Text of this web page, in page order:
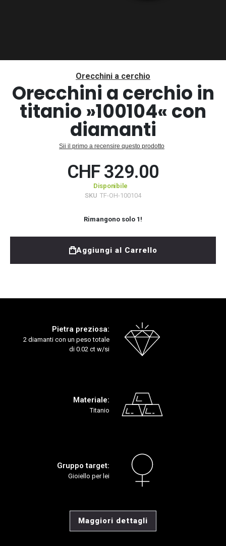
galleria
immagini
Orecchini a cerchio
Orecchini a cerchio in
titanio »100104« con
diamanti
Sii il primo a recensire questo prodotto
CHF 329.00
Disponibile
SKU TF-OH-100104
Rimangono solo 1 !
Aggiungi al Carrello
Pietra preziosa:
2 diamanti con un peso totale
di 0.02 ct w/si
Materiale:
Titanio
Gruppo target:
Gioiello per lei
Maggiori dettagli